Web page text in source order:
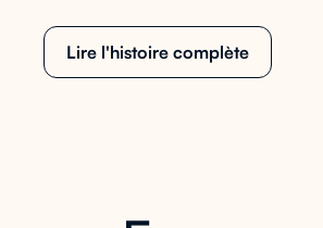
Lire l'histoire complète